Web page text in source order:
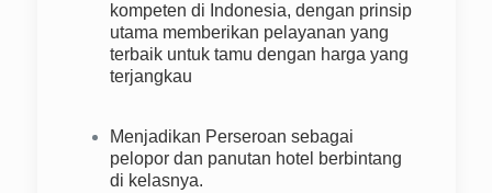
kompeten di Indonesia, dengan prinsip
utama memberikan pelayanan yang
terbaik untuk tamu dengan harga yang
terjangkau
Menjadikan Perseroan sebagai
pelopor dan panutan hotel berbintang
di kelasnya.